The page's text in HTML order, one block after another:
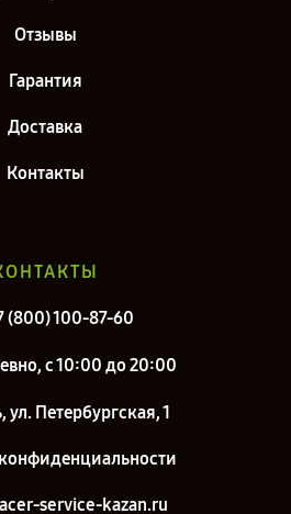
Отзывы
Гарантия
Доставка
Контакты
(800) 100-87-60
с 10:00 до 20:00
ул. Петербургская, 1
service-kazan.ru